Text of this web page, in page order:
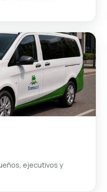
ejecutivos y